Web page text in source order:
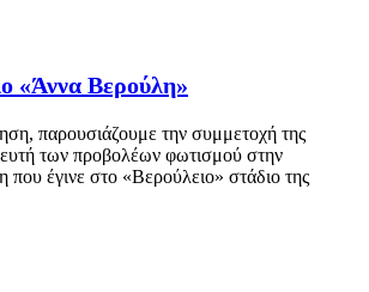
«Άννα Βερούλη»
παρουσιάζουμε την συμμετοχή της
των προβολέων φωτισμού στην
που έγινε στο «Βερούλειο» στάδιο της